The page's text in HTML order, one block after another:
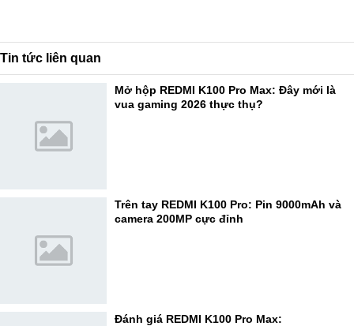
Tin tức liên quan
Mở hộp REDMI K100 Pro Max: Đây mới là
vua gaming 2026 thực thụ?
Trên tay REDMI K100 Pro: Pin 9000mAh và
camera 200MP cực đỉnh
Đánh giá REDMI K100 Pro Max: